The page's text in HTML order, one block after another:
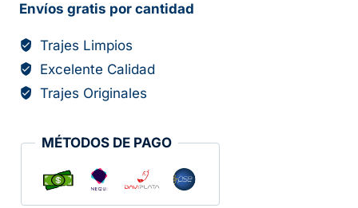
Envíos gratis por cantidad
Trajes Limpios
Excelente Calidad
Trajes Originales
MÉTODOS DE PAGO